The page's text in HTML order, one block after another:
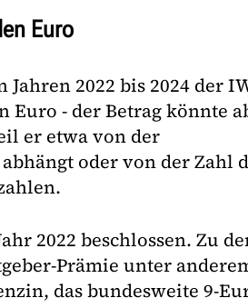
Euro
2022 bis 2024 der
- der Betrag könnte
er etwa von der
oder von der Zahl
2022 beschlossen. Zu
Prämie unter
das bundesweite 9-